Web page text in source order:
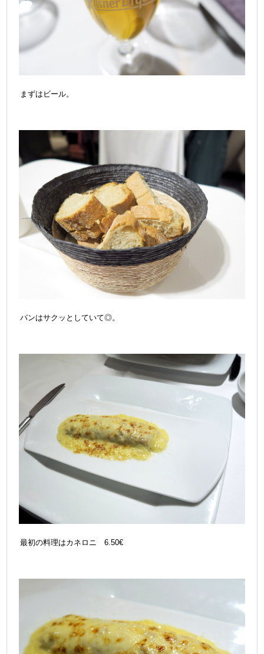
まずはビール。
パンはサクッとしていて◎。
最初の料理はカネロニ 6.50€